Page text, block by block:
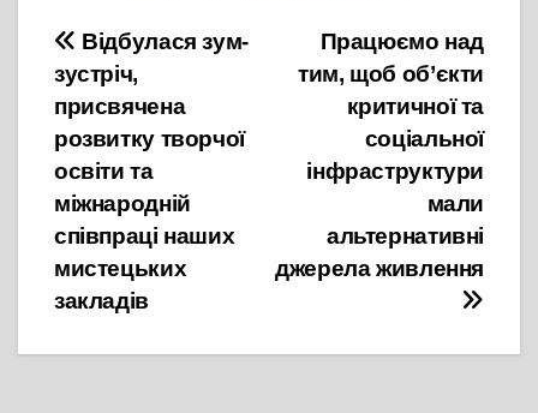
Навігація
записів
Працюємо над
тим, щоб об’єкти
критичної та
соціальної
інфраструктури
мали
альтернативні
джерела живлення
Відбулася зум-
зустріч,
присвячена
розвитку творчої
освіти та
міжнародній
співпраці наших
мистецьких
закладів